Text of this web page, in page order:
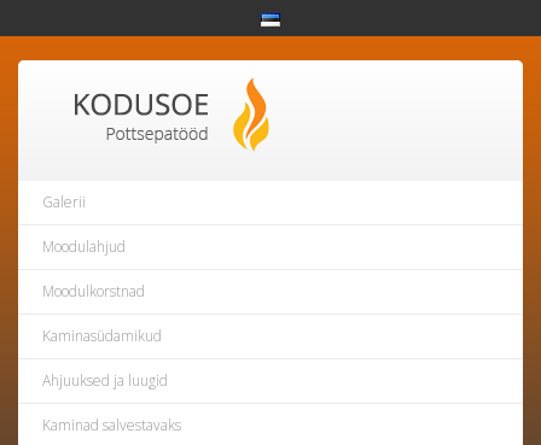
Galerii
Moodulahjud
Moodulkorstnad
Kaminasüdamikud
Ahjuuksed ja luugid
Kaminad salvestavaks